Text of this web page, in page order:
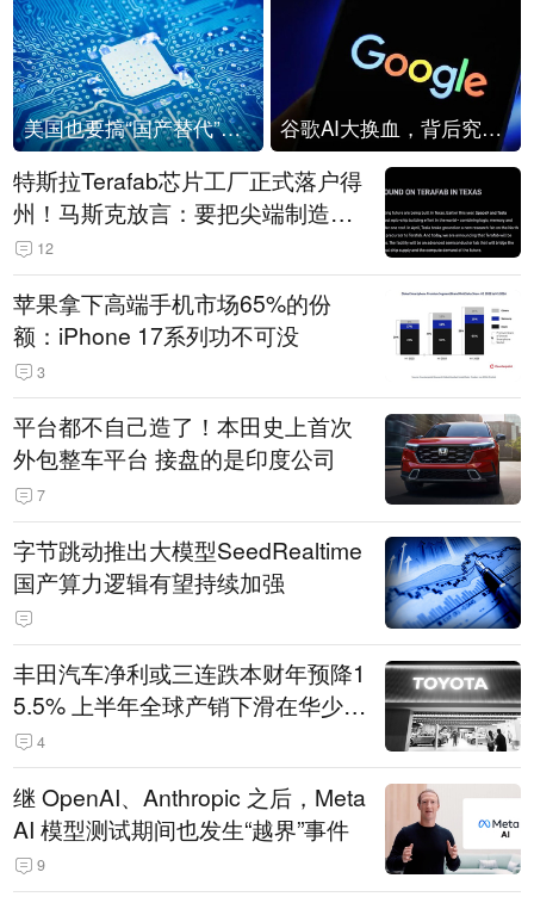
美国也要搞“国产替代”？先算清三笔账 谷歌AI大换血，背后究竟发生了什么？
特斯拉Terafab芯片工厂正式落户得
州！马斯克放言：要把尖端制造带
回美国
12
苹果拿下高端手机市场65%的份
额：iPhone 17系列功不可没
3
平台都不自己造了！本田史上首次
外包整车平台 接盘的是印度公司
7
字节跳动推出大模型SeedRealtime
国产算力逻辑有望持续加强
丰田汽车净利或三连跌本财年预降1
5.5% 上半年全球产销下滑在华少卖
14.3万辆
4
继 OpenAI、Anthropic 之后，Meta
AI 模型测试期间也发生“越界”事件
9